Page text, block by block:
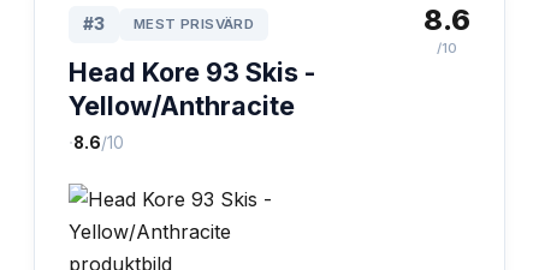
#3 MEST PRISVÄRD
Head Kore 93 Skis -
Yellow/Anthracite
·8.6/10
8.6
/10